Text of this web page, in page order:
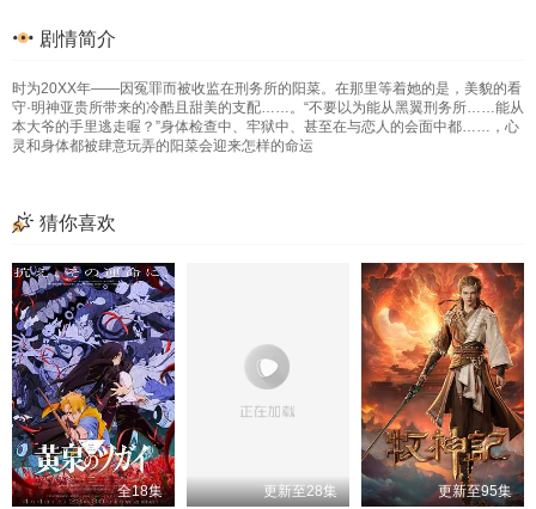
剧情简介
时为20XX年——因冤罪而被收监在刑务所的阳菜。在那里等着她的是，美貌的看
守·明神亚贵所带来的冷酷且甜美的支配……。“不要以为能从黑翼刑务所……能从
本大爷的手里逃走喔？”身体检查中、牢狱中、甚至在与恋人的会面中都……，心
灵和身体都被肆意玩弄的阳菜会迎来怎样的命运
猜你喜欢
全18集 更新至28集 更新至95集